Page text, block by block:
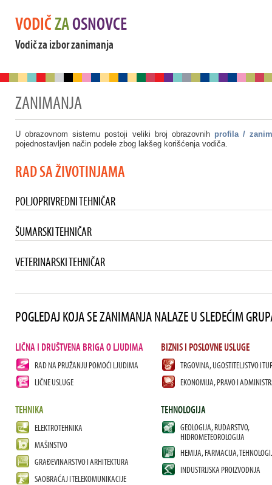
VODIČZAOSNOVCE
Vodič za izbor zanimanja
ZANIMANJA
U obrazovnom sistemu postoji veliki broj obrazovnih profila /
pojednostavljen način podele zbog lakšeg korišćenja vodiča.
RAD SA ŽIVOTINJAMA
POLJOPRIVREDNI TEHNIČAR
ŠUMARSKI TEHNIČAR
VETERINARSKI TEHNIČAR
POGLEDAJ KOJA SE ZANIMANJA NALAZE U SLEDEĆIM
LIČNA I DRUŠTVENA BRIGA O LJUDIMA
RAD NA PRUŽANJU POMOĆI LJUDIMA
LIČNE USLUGE
BIZNIS I POSLOVNE USLUGE
TRGOVINA, UGOSTITELJSTVO I
EKONOMIJA, PRAVO I
TEHNIKA
ELEKTROTEHNIKA
MAŠINSTVO
GRAĐEVINARSTVO I ARHITEKTURA
SAOBRAĆAJ I TELEKOMUNIKACIJE
TEHNOLOGIJA
GEOLOGIJA, RUDARSTVO,
HIDROMETEOROLOGIJA
HEMIJA, FARMACIJA,
INDUSTRIJSKA PROIZVODNJA